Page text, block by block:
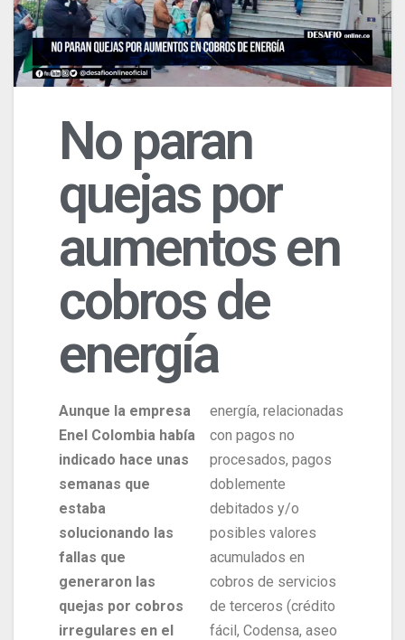
No paran
quejas por
aumentos en
cobros de
energía
Aunque la empresa
Enel Colombia había
indicado hace unas
semanas que
estaba
solucionando las
fallas que
generaron las
quejas por cobros
irregulares en el
energía, relacionadas
con pagos no
procesados, pagos
doblemente
debitados y/o
posibles valores
acumulados en
cobros de servicios
de terceros (crédito
fácil, Codensa, aseo